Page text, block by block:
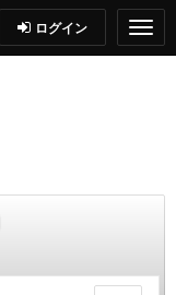
ログイン